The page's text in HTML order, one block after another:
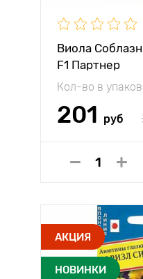
Виола
F1 Партнер
Кол-во в
201 руб
АКЦИЯ
НОВИНКИ